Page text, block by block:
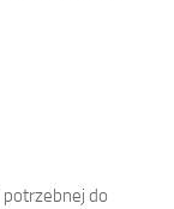
potrzebnej do